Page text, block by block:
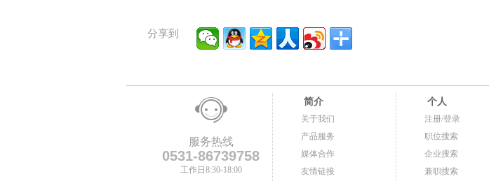
分享到
服务热线
0531-86739758
工作日8:30-18:00
简介
关于我们
产品服务
媒体合作
友情链接
个人
注册/登录
职位搜索
企业搜索
兼职搜索